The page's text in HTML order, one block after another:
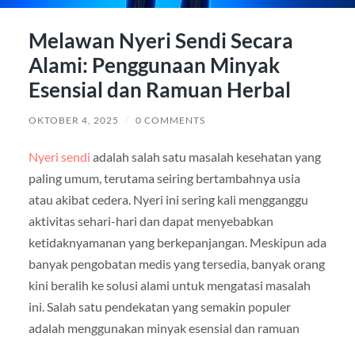
Melawan Nyeri Sendi Secara
Alami: Penggunaan Minyak
Esensial dan Ramuan Herbal
OKTOBER 4, 2025 / 0 COMMENTS
Nyeri sendi adalah salah satu masalah kesehatan yang
paling umum, terutama seiring bertambahnya usia
atau akibat cedera. Nyeri ini sering kali mengganggu
aktivitas sehari-hari dan dapat menyebabkan
ketidaknyamanan yang berkepanjangan. Meskipun ada
banyak pengobatan medis yang tersedia, banyak orang
kini beralih ke solusi alami untuk mengatasi masalah
ini. Salah satu pendekatan yang semakin populer
adalah menggunakan minyak esensial dan ramuan